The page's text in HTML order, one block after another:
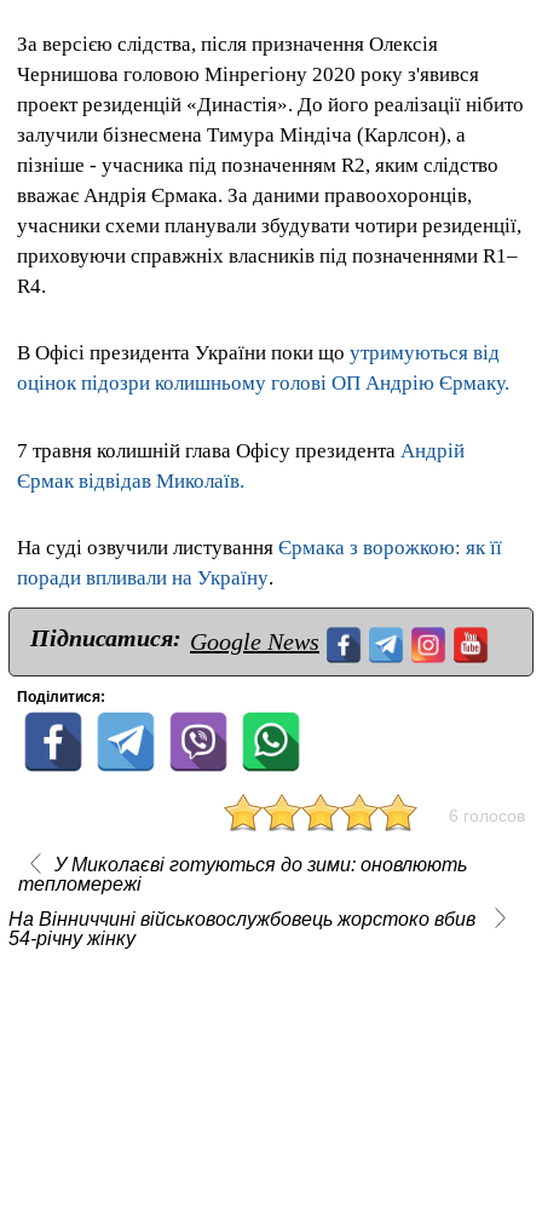
За версією слідства, після призначення Олексія
Чернишова головою Мінрегіону 2020 року з'явився
проект резиденцій «Династія». До його реалізації нібито
залучили бізнесмена Тимура Міндіча (Карлсон), а
пізніше - учасника під позначенням R2, яким слідство
вважає Андрія Єрмака. За даними правоохоронців,
учасники схеми планували збудувати чотири резиденції,
приховуючи справжніх власників під позначеннями R1–
R4.
В Офісі президента України поки що утримуються від
оцінок підозри колишньому голові ОП Андрію Єрмаку.
7 травня колишній глава Офісу президента Андрій
Єрмак відвідав Миколаїв.
На суді озвучили листування Єрмака з ворожкою: як її
поради впливали на Україну.
Підписатися: Google News
Поділитися:
6 голосов
У Миколаєві готуються до зими: оновлюють
тепломережі
На Вінниччині військовослужбовець жорстоко вбив
54-річну жінку